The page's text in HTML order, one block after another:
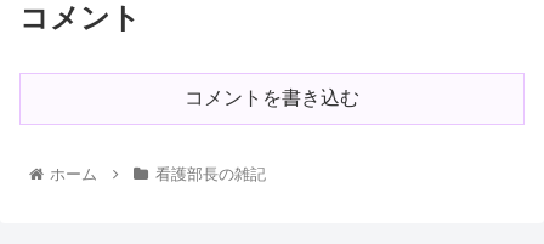
コメント
コメントを書き込む
ホーム 看護部長の雑記